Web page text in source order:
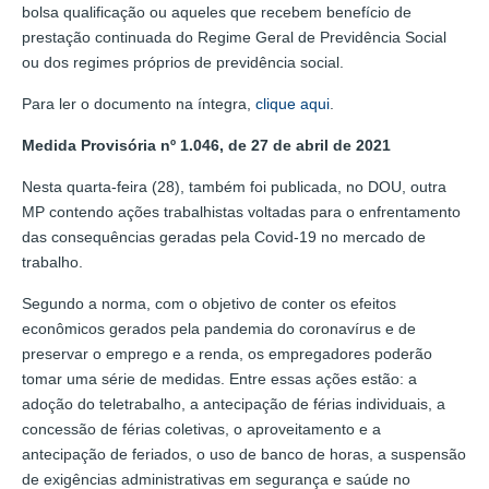
bolsa qualificação ou aqueles que recebem benefício de
prestação continuada do Regime Geral de Previdência Social
ou dos regimes próprios de previdência social.
Para ler o documento na íntegra, clique aqui
Medida Provisória nº 1.046, de 27 de abril de 2021
Nesta quarta-feira (28), também foi publicada, no DOU, outra
MP contendo ações trabalhistas voltadas para o enfrentamento
das consequências geradas pela Covid-19 no mercado de
trabalho.
Segundo a norma, com o objetivo de conter os efeitos
econômicos gerados pela pandemia do coronavírus e de
preservar o emprego e a renda, os empregadores poderão
tomar uma série de medidas. Entre essas ações estão: a
adoção do teletrabalho, a antecipação de férias individuais, a
concessão de férias coletivas, o aproveitamento e a
antecipação de feriados, o uso de banco de horas, a suspensão
de exigências administrativas em segurança e saúde no